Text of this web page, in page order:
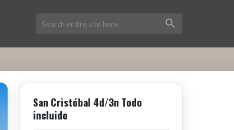
San Cristóbal 4d/3n Todo
incluido